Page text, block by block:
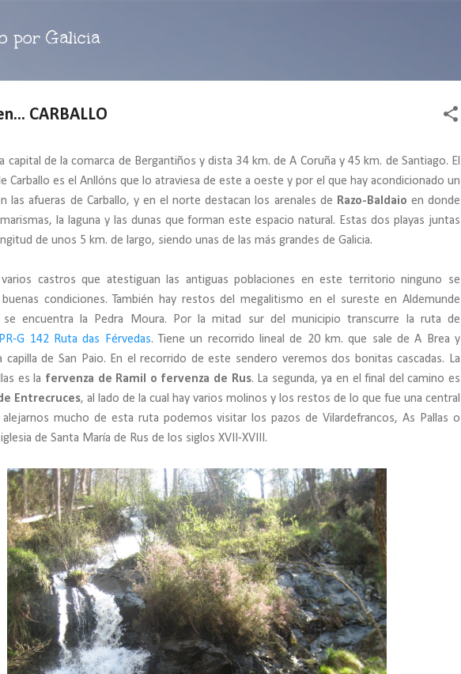
por Galicia
CARBALLO
capital de la comarca de Bergantiños y dista 34 km. de A Coruña y 45 km. de Santiago. El
Carballo es el Anllóns que lo atraviesa de este a oeste y por el que hay acondicionado un
las afueras de Carballo, y en el norte destacan los arenales de Razo-Baldaio en donde
la laguna y las dunas que forman este espacio natural. Estas dos playas juntas
de unos 5 km. de largo, siendo unas de las más grandes de Galicia.
castros que atestiguan las antiguas poblaciones en este territorio ninguno se
condiciones. También hay restos del megalitismo en el sureste en Aldemunde
se encuentra la Pedra Moura. Por la mitad sur del municipio transcurre la ruta de
PR-G 142 Ruta das Férvedas. Tiene un recorrido lineal de 20 km. que sale de A Brea y
capilla de San Paio. En el recorrido de este sendero veremos dos bonitas cascadas. La
es la fervenza de Ramil o fervenza de Rus. La segunda, ya en el final del camino es
Entrecruces, al lado de la cual hay varios molinos y los restos de lo que fue una central
alejarnos mucho de esta ruta podemos visitar los pazos de Vilardefrancos, As Pallas o
de Santa María de Rus de los siglos XVII-XVIII.